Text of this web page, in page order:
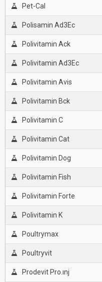
Pet-Cal
Polisamin Ad3Ec
Polivitamin Ack
Polivitamin Ad3Ec
Polivitamin Avis
Polivitamin Bck
Polivitamin C
Polivitamin Cat
Polivitamin Dog
Polivitamin Fish
Polivitamin Forte
Polivitamin K
Poultrymax
Poultryvit
Prodevit Pro.ınj